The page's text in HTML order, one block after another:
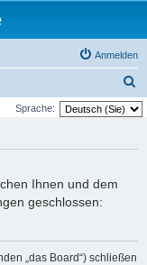
Anmelden
u
Sprache:
Ihnen und dem
geschlossen:
„das Board“) schließen